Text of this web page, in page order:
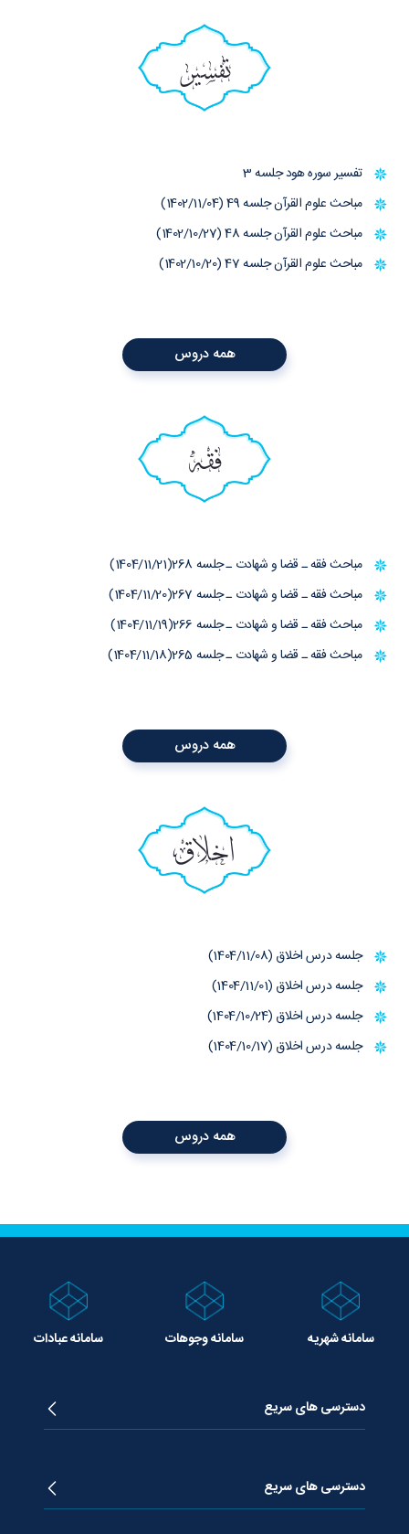
تفسیر
تفسیر سوره هود جلسه 3
مباحث علوم القرآن جلسه 49 (1402/11/04)
مباحث علوم القرآن جلسه 48 (1402/10/27)
مباحث علوم القرآن جلسه 47 (1402/10/20)
همه دروس
فقه
مباحث فقه ـ قضا و شهادت ـ جلسه 268(1404/11/21)
مباحث فقه ـ قضا و شهادت ـ جلسه 267(1404/11/20)
مباحث فقه ـ قضا و شهادت ـ جلسه 266(1404/11/19)
مباحث فقه ـ قضا و شهادت ـ جلسه 265(1404/11/18)
همه دروس
اخلاق
جلسه درس اخلاق (1404/11/08)
جلسه درس اخلاق (1404/11/01)
جلسه درس اخلاق (1404/10/24)
جلسه درس اخلاق (1404/10/17)
همه دروس
سامانه شهریه سامانه وجوهات سامانه عبادات
دسترسی های سریع
دسترسی های سریع